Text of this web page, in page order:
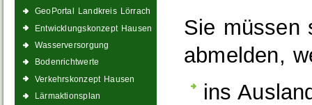
GeoPortal Landkreis Lörrach
Entwicklungskonzept Hausen
Wasserversorgung
Bodenrichtwerte
Verkehrskonzept Hausen
Lärmaktionsplan
Sie müssen
abmelden,
ins